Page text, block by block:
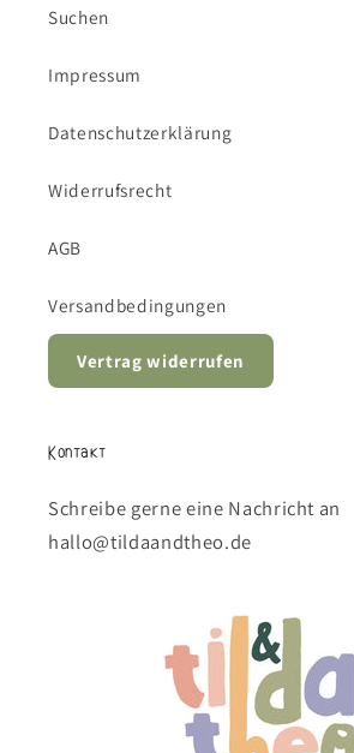
Suchen
Impressum
Datenschutzerklärung
Widerrufsrecht
AGB
Versandbedingungen
Vertrag widerrufen
Kontakt
Schreibe gerne eine Nachricht an
hallo@tildaandtheo.de